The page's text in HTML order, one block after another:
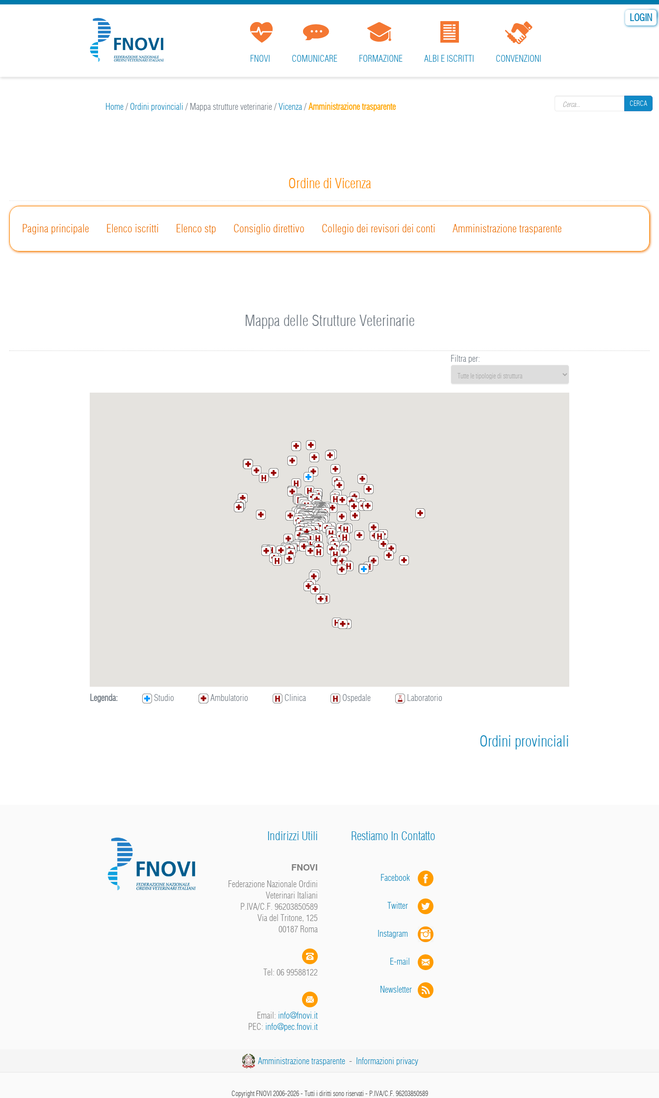
LOGIN
Search form
CERCA
FNOVI COMUNICARE FORMAZIONE ALBI E ISCRITTI CONVENZIONI
Home/ Ordini provinciali / Mappa strutture veterinarie/Vicenza/Amministrazione trasparente
Ordine di Vicenza
Pagina principale Elenco iscritti Elenco stp Consiglio direttivo Collegio dei revisori dei conti Amministrazione trasparente
Mappa delle Strutture Veterinarie
Filtra per:
Legenda: Studio Ambulatorio Clinica Ospedale Laboratorio
Ordini provinciali
Indirizzi Utili
FNOVI
Federazione Nazionale Ordini
Veterinari Italiani
P.IVA/C.F. 96203850589
Via del Tritone, 125
00187 Roma
Tel: 06 99588122
Email: info@fnovi.it
PEC: info@pec.fnovi.it
Restiamo In Contatto
Facebook
Twitter
Instagram
E-mail
Newsletter
Amministrazione trasparente- Informazioni privacy
Copyright FNOVI 2006-2026 - Tutti i diritti sono riservati - P.IVA/C.F. 96203850589